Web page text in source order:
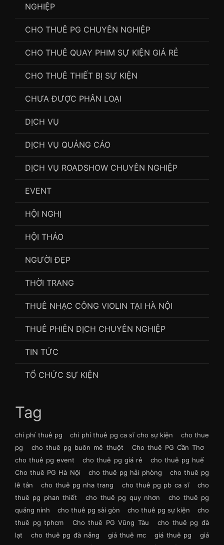
NGHIỆP
CHO THUÊ PG CHUYÊN NGHIỆP
CHO THUÊ QUAY PHIM SỰ KIỆN GIÁ RẺ
CHO THUÊ THIẾT BỊ SỰ KIỆN
CHƯA ĐƯỢC PHÂN LOẠI
DỊCH VỤ
DỊCH VỤ QUẢNG CÁO
DỊCH VỤ ROADSHOW CHUYÊN NGHIỆP
EVENT
HỘI NGHỊ
HỘI THẢO
NGƯỜI ĐẸP
THỜI TRANG
THUÊ NHẠC CÔNG VIOLIN TẠI HÀ NỘI
THUÊ PHIÊN DỊCH CHUYÊN NGHIỆP
TIN TỨC
TỔ CHỨC SỰ KIỆN
Tag
chi phí thuê pg chi phí thuê pg ca sĩ cho sự kiện
cho thue
pg
cho thuê pg buôn mê thuột
Cho thuê PG Cần Thơ
cho thuê pg event
cho thuê pg giá rẻ
cho thuê pg huế
Cho thuê PG Hà Nội
cho thuê pg hải phòng
cho thuê pg
lễ tân
cho thuê pg nha trang cho thuê pg pb ca sĩ
cho
thuê pg phan thiết
cho thuê pg quy nhơn
cho thuê pg
quảng ninh
cho thuê pg sài gòn cho thuê pg sự kiện
cho
thuê pg tphcm
Cho thuê PG Vũng Tàu
cho thuê pg đà
lạt
cho thuê pg đà nẵng giá thuê mc giá thuê pg
giá